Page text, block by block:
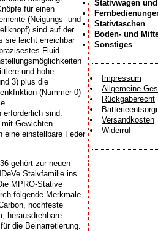
für einen
(Neigungs- und
sind auf der
sie leicht erreichbar
Fluid-
und hohe
3) plus die
(Nummer 0)
erforderlich sind.
Gewichten
eine einstellbare Feder
gehört zur neuen
Staivfamilie ins
MPRO-Stative
folgende Merkmale
hochfeste
herausdrehbare
die Beinarretierung.
Stativwagen
Stativtaschen
Boden- und
Sonstiges
Impressum
Allgemeine
Rückgaberecht
Versandkosten
Widerruf